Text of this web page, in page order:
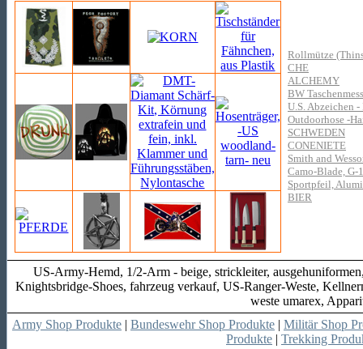
Rollmütze
CHE
ALCHEMY
BW
U.S. Abzeichen
Outdoorhose -
SCHWEDEN
CONENIETE
Smith and
Camo-Blade, G-
Sportpfeil,
BIER
US-Army-Hemd, 1/2-Arm - beige, strickleiter,
Knightsbridge-Shoes, fahrzeug verkauf, US-Ranger-Weste,
weste umarex,
Army Shop Produkte | Bundeswehr Shop Produkte | Militär Shop
Produkte | Trekking